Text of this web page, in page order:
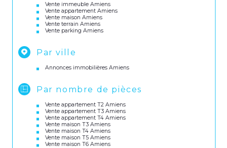
Vente immeuble Amiens
Vente appartement Amiens
Vente maison Amiens
Vente terrain Amiens
Vente parking Amiens
Par ville
Annonces immobilières Amiens
Par nombre de pièces
Vente appartement T2 Amiens
Vente appartement T3 Amiens
Vente appartement T4 Amiens
Vente maison T3 Amiens
Vente maison T4 Amiens
Vente maison T5 Amiens
Vente maison T6 Amiens